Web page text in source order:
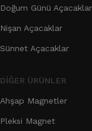
Doğum Günü Açacaklar
Nişan Açacaklar
Sünnet Açacaklar
DIĞER ÜRÜNLER
Ahşap Magnetler
Pleksi Magnet